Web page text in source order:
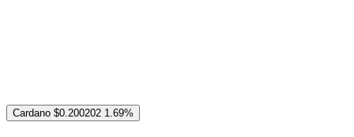
Cardano $0.200202 1.69%